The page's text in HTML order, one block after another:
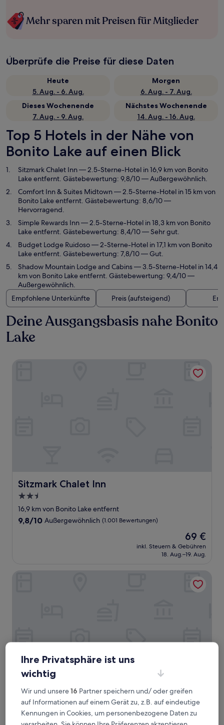
Mehr sparen mit Preisen für Mitglieder
Überprüfe die Preise für diese Daten
Heute
5. Aug. - 6. Aug.
Morgen
6. Aug. - 7. Aug.
Dieses Wochenende
7. Aug. - 9. Aug.
Nächstes Wochenende
14. Aug. - 16. Aug.
Top 5 Hotels in der Nähe von
Bonito Lake auf einen Blick
Sitzmark Chalet Inn— 2.5-Sterne-Hotel in 16,9 km von Bonito
Lake entfernt. Gästebewertung: 9,8/10 — Außergewöhnlich.
Comfort Inn & Suites Midtown— 2.5-Sterne-Hotel in 15 km von
Bonito Lake entfernt. Gästebewertung: 8,6/10 —
Hervorragend.
Simple Rewards Inn— 2.5-Sterne-Hotel in 18,3 km von Bonito
Lake entfernt. Gästebewertung: 8,4/10 — Sehr gut.
Budget Lodge Ruidoso— 2-Sterne-Hotel in 17,1 km von Bonito
Lake entfernt. Gästebewertung: 7,8/10 — Gut.
Shadow Mountain Lodge and Cabins— 3.5-Sterne-Hotel in 14,4
km von Bonito Lake entfernt. Gästebewertung: 9,4/10 —
Außergewöhnlich.
Empfohlene Unterkünfte
Preis (aufsteigend)
Deine Ausgangsbasis nahe Bonito
Lake
Sitzmark Chalet Inn
Sitzmark Chalet Inn
2.5-
Sterne-
Unterkunft
16,9 km von Bonito Lake entfernt
9.8
9,8/10 Außergewöhnlich (1.001 Bewertungen)
Der
Preis
beträgt
69 €
inkl. Steuern & Gebühren
18. Aug.–19. Aug.
Comfort Inn & Suites Midtown
Comfort Inn & Suites Midtown
2.5-
Sterne-
15 km von Bonito Lake entfernt
Ihre Privatsphäre ist uns
wichtig
Wir und unsere16 Partner speichern und/ oder greifen
auf Informationen auf einem Gerät zu, z.B. auf eindeutige
Kennungen in Cookies, um personenbezogene Daten zu